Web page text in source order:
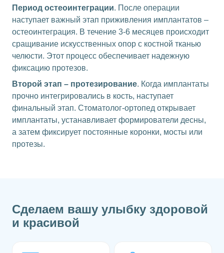
Период остеоинтеграции. После операции
наступает важный этап приживления имплантатов –
остеоинтеграция. В течение 3-6 месяцев происходит
сращивание искусственных опор с костной тканью
челюсти. Этот процесс обеспечивает надежную
фиксацию протезов.
Второй этап – протезирование. Когда имплантаты
прочно интегрировались в кость, наступает
финальный этап. Стоматолог-ортопед открывает
имплантаты, устанавливает формирователи десны,
а затем фиксирует постоянные коронки, мосты или
протезы.
Сделаем вашу улыбку здоровой
и красивой